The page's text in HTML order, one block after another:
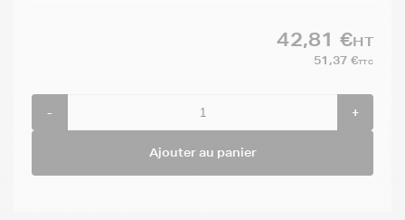
42,81 €HT
51,37 €TTC
- +
Ajouter au panier